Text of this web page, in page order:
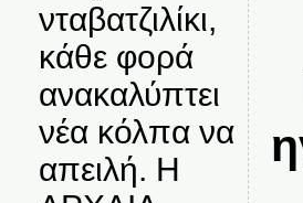
νταβατζιλίκι,
κάθε φορά
ανακαλύπτει
νέα κόλπα να
απειλή. Η